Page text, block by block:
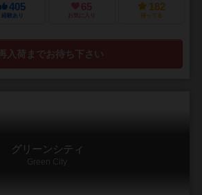
405
経験あり
65
お気に入り
182
持ってる
入荷までお待ち下さい
グリーンシティ
Green City